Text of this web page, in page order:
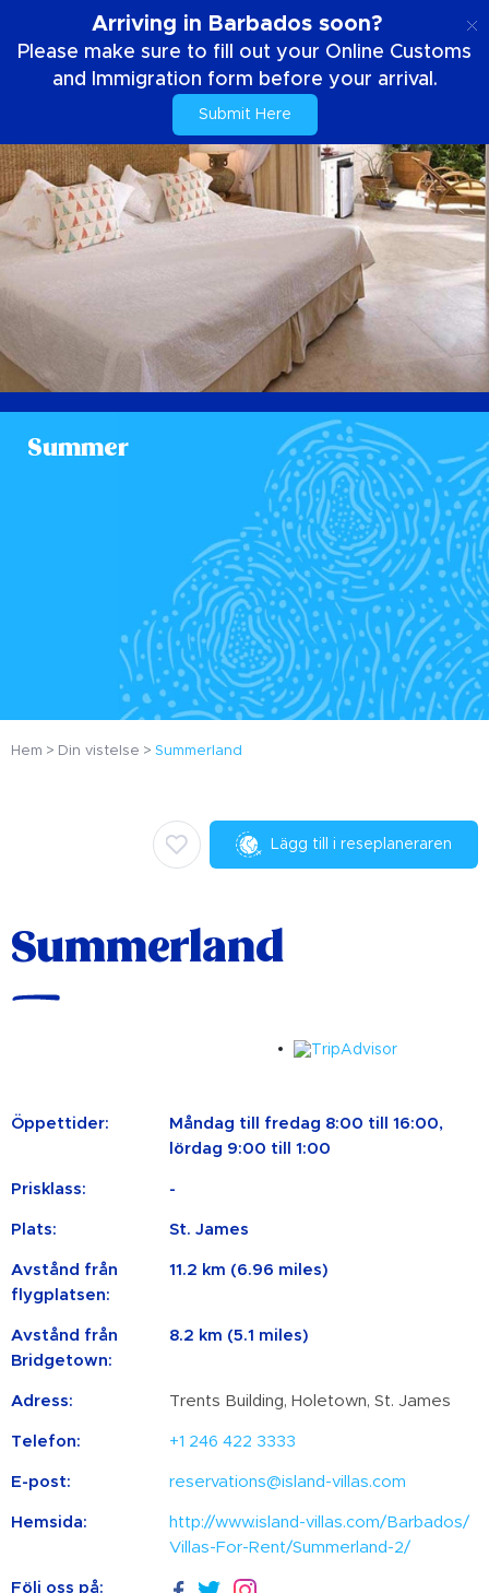
Arriving in Barbados soon?
Please make sure to fill out your Online Customs
and Immigration form before your arrival.
Submit Here
Summer
Hem Din vistelse Summerland
Lägg till i reseplaneraren
Summerland
Öppettider:
Måndag till fredag ​​8:00 till 16:00,
lördag 9:00 till 1:00
Prisklass: -
Plats: St. James
Avstånd från
flygplatsen:
11.2 km (6.96 miles)
Avstånd från
Bridgetown:
8.2 km (5.1 miles)
Adress: Trents Building, Holetown, St. James
Telefon: +1 246 422 3333
E-post: reservations@island-villas.com
Hemsida:
http://www.island-villas.com/Barbados/
Villas-For-Rent/Summerland-2/
Följ oss på: